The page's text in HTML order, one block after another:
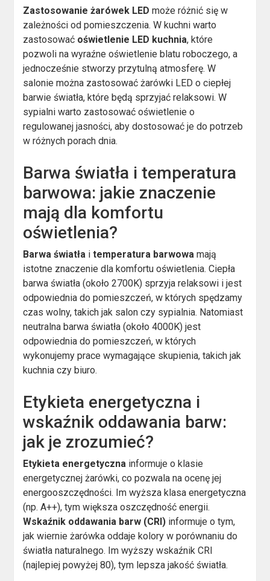
Zastosowanie żarówek LED może różnić się w
zależności od pomieszczenia. W kuchni warto
zastosować oświetlenie LED kuchnia, które
pozwoli na wyraźne oświetlenie blatu roboczego, a
jednocześnie stworzy przytulną atmosferę. W
salonie można zastosować żarówki LED o ciepłej
barwie światła, które będą sprzyjać relaksowi. W
sypialni warto zastosować oświetlenie o
regulowanej jasności, aby dostosować je do potrzeb
w różnych porach dnia.
Barwa światła i temperatura
barwowa: jakie znaczenie
mają dla komfortu
oświetlenia?
Barwa światła itemperatura barwowa mają
istotne znaczenie dla komfortu oświetlenia. Ciepła
barwa światła (około 2700K) sprzyja relaksowi i jest
odpowiednia do pomieszczeń, w których spędzamy
czas wolny, takich jak salon czy sypialnia. Natomiast
neutralna barwa światła (około 4000K) jest
odpowiednia do pomieszczeń, w których
wykonujemy prace wymagające skupienia, takich jak
kuchnia czy biuro.
Etykieta energetyczna i
wskaźnik oddawania barw:
jak je zrozumieć?
Etykieta energetyczna informuje o klasie
energetycznej żarówki, co pozwala na ocenę jej
energooszczędności. Im wyższa klasa energetyczna
(np. A++), tym większa oszczędność energii.
Wskaźnik oddawania barw (CRI) informuje o tym,
jak wiernie żarówka oddaje kolory w porównaniu do
światła naturalnego. Im wyższy wskaźnik CRI
(najlepiej powyżej 80), tym lepsza jakość światła.